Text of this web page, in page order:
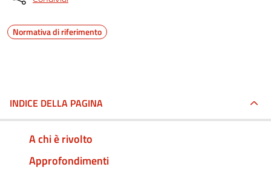
Normativa di riferimento
INDICE DELLA PAGINA
A chi è rivolto
Approfondimenti